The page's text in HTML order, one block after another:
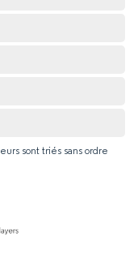
sont triés sans ordre